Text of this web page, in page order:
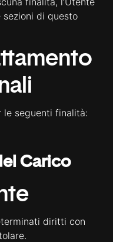
di questo
le seguenti finalità:
Carico
diritti con